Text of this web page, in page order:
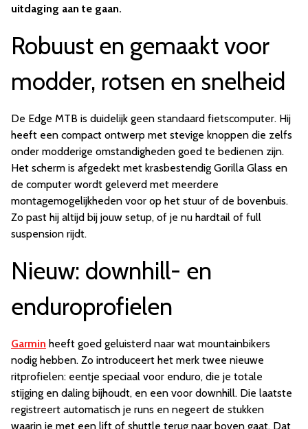
uitdaging aan te gaan.
Robuust en gemaakt voor
modder, rotsen en snelheid
De Edge MTB is duidelijk geen standaard fietscomputer. Hij
heeft een compact ontwerp met stevige knoppen die zelfs
onder modderige omstandigheden goed te bedienen zijn.
Het scherm is afgedekt met krasbestendig Gorilla Glass en
de computer wordt geleverd met meerdere
montagemogelijkheden voor op het stuur of de bovenbuis.
Zo past hij altijd bij jouw setup, of je nu hardtail of full
suspension rijdt.
Nieuw: downhill- en
enduroprofielen
Garmin heeft goed geluisterd naar wat mountainbikers
nodig hebben. Zo introduceert het merk twee nieuwe
ritprofielen: eentje speciaal voor enduro, die je totale
stijging en daling bijhoudt, en een voor downhill. Die laatste
registreert automatisch je runs en negeert de stukken
waarin je met een lift of shuttle terug naar boven gaat. Dat